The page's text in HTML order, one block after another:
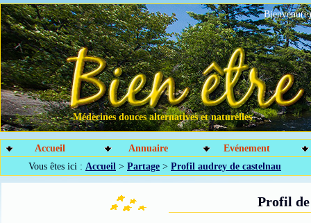
Médecines douces alternatives et naturelles
Accueil Annuaire
Evénement
Vous êtes ici : Accueil > Partage > Profil audrey de castelnau
Profil de